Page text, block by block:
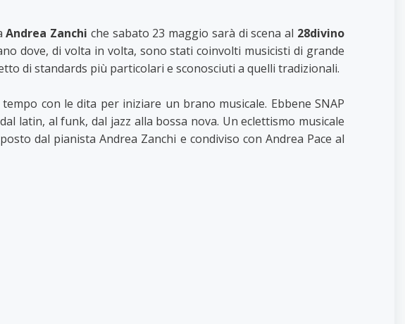
Andrea Zanchi che sabato 23 maggio sarà di scena al 28divino
dove, di volta in volta, sono stati coinvolti musicisti di grande
di standards più particolari e sconosciuti a quelli tradizionali.
con le dita per iniziare un brano musicale. Ebbene SNAP
latin, al funk, dal jazz alla bossa nova. Un eclettismo musicale
dal pianista Andrea Zanchi e condiviso con Andrea Pace al